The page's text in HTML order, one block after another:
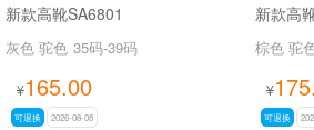
新款高靴SA6801
灰色 驼色 35码-39码
¥165.00
可退换 2026-08-08
新款高
棕色 驼
¥
可退换